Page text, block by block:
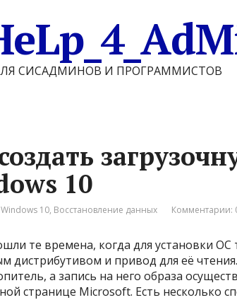
СИСАДМИНОВ И ПРОГРАММИСТОВ
10
Windows 10, Восстановление данных Комментарии:
те времена, когда для установки ОС
дистрибутивом и привод для её
а запись на него образа
странице Microsoft. Есть несколько